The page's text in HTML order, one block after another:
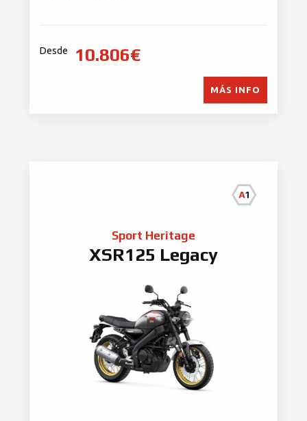
Desde 10.806€
MÁS INFO
Sport Heritage
XSR125 Legacy